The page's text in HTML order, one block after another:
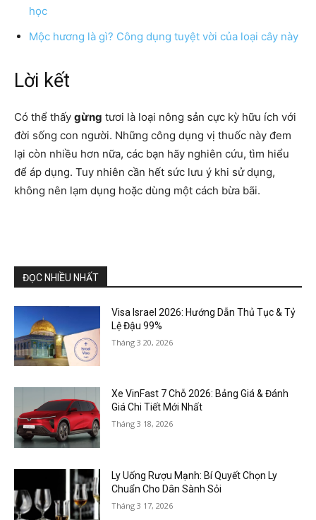
học
Mộc hương là gì? Công dụng tuyệt vời của loại cây này
Lời kết
Có thể thấy gừng tươi là loại nông sản cực kỳ hữu ích với
đời sống con người. Những công dụng vị thuốc này đem
lại còn nhiều hơn nữa, các bạn hãy nghiên cứu, tìm hiểu
để áp dụng. Tuy nhiên cần hết sức lưu ý khi sử dụng,
không nên lạm dụng hoặc dùng một cách bừa bãi.
ĐỌC NHIỀU NHẤT
Visa Israel 2026: Hướng Dẫn Thủ Tục & Tỷ
Lệ Đậu 99%
Tháng 3 20, 2026
Xe VinFast 7 Chỗ 2026: Bảng Giá & Đánh
Giá Chi Tiết Mới Nhất
Tháng 3 18, 2026
Ly Uống Rượu Mạnh: Bí Quyết Chọn Ly
Chuẩn Cho Dân Sành Sỏi
Tháng 3 17, 2026